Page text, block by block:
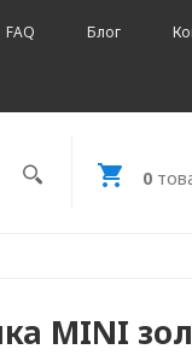
FAQ Блог
0
MINI